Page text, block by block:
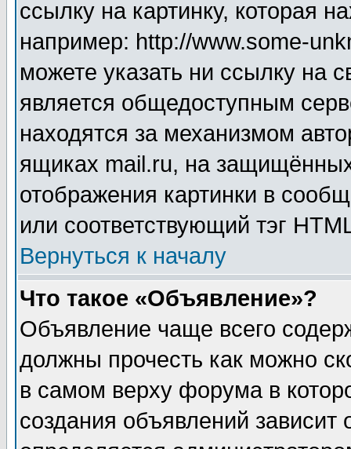
ссылку на картинку, которая
например: http://www.some-
можете указать ни ссылку на
является общедоступным
находятся за механизмом
ящиках mail.ru, на
отображения картинки в
или соответствующий тэг
Вернуться к началу
Что такое «Объявление»?
Объявление чаще всего
должны прочесть как можно
в самом верху форума в
создания объявлений зависит